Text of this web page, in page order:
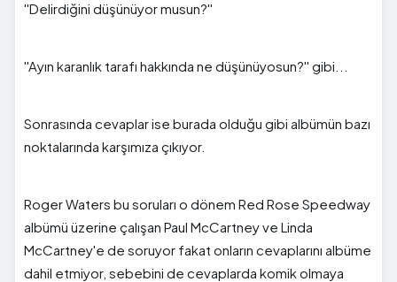
''Delirdiğini düşünüyor musun?''
''Ayın karanlık tarafı hakkında ne düşünüyosun?'' gibi...
Sonrasında cevaplar ise burada olduğu gibi albümün bazı
noktalarında karşımıza çıkıyor.
Roger Waters bu soruları o dönem Red Rose Speedway
albümü üzerine çalışan Paul McCartney ve Linda
McCartney'e de soruyor fakat onların cevaplarını albüme
dahil etmiyor, sebebini de cevaplarda komik olmaya